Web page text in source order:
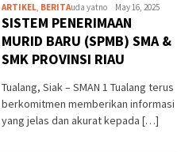
ARTIKEL, BERITAuda yatno May 16, 2025
SISTEM PENERIMAAN
MURID BARU (SPMB) SMA &
SMK PROVINSI RIAU
Tualang, Siak – SMAN 1 Tualang terus
berkomitmen memberikan informasi
yang jelas dan akurat kepada […]